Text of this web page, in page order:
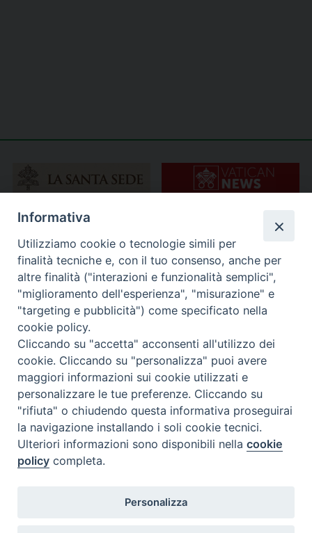
Informativa
Utilizziamo cookie o tecnologie simili per
finalità tecniche e, con il tuo consenso, anche per
altre finalità ("interazioni e funzionalità semplici",
"miglioramento dell'esperienza", "misurazione" e
"targeting e pubblicità") come specificato nella
cookie policy.
Cliccando su "accetta" acconsenti all'utilizzo dei
cookie. Cliccando su "personalizza" puoi avere
maggiori informazioni sui cookie utilizzati e
personalizzare le tue preferenze. Cliccando su
"rifiuta" o chiudendo questa informativa proseguirai
la navigazione installando i soli cookie tecnici.
Ulteriori informazioni sono disponibili nellacookie
policy completa.
Personalizza